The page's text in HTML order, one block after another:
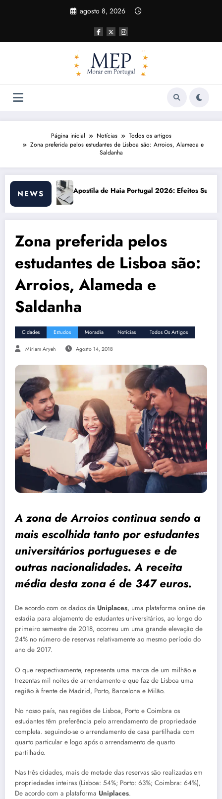
agosto 8, 2026
Página inicial Notícias
Todos os artigos
Zona preferida pelos estudantes de Lisboa são: Arroios, Alameda e
Saldanha
NEWS
Portugal 2026: Efeitos Surpreendentes e OportunidadesCusto de vida
Zona preferida pelos
estudantes de Lisboa são:
Arroios, Alameda e
Saldanha
Cidades Estudos Moradia Notícias Todos Os Artigos
Miriam Aryeh Agosto 14, 2018
A zona de Arroios continua sendo a
mais escolhida tanto por estudantes
universitários portugueses e de
outras nacionalidades. A receita
média desta zona é de 347 euros.
De acordo com os dados da Uniplaces, uma plataforma online de
estadia para alojamento de estudantes universitários, ao longo do
primeiro semestre de 2018, ocorreu um uma grande elevação de
24% no número de reservas relativamente ao mesmo período do
ano de 2017.
O que respectivamente, representa uma marca de um milhão e
trezentas mil noites de arrendamento e que faz de Lisboa uma
região à frente de Madrid, Porto, Barcelona e Milão.
No nosso país, nas regiões de Lisboa, Porto e Coimbra os
estudantes têm preferência pelo arrendamento de propriedade
completa. seguindo-se o arrendamento de casa partilhada com
quarto particular e logo após o arrendamento de quarto
partilhado.
Nas três cidades, mais de metade das reservas são realizadas em
propriedades inteiras (Lisboa: 54%; Porto: 63%; Coimbra: 64%),
De acordo com a plataforma Uniplaces.